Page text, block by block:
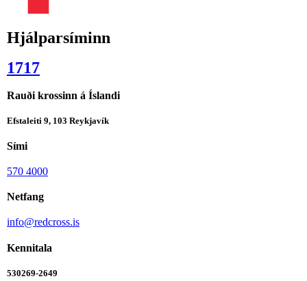
Hjálparsíminn
1717
Rauði krossinn á Íslandi
Efstaleiti 9, 103 Reykjavík
Sími
570 4000
Netfang
info@redcross.is
Kennitala
530269-2649